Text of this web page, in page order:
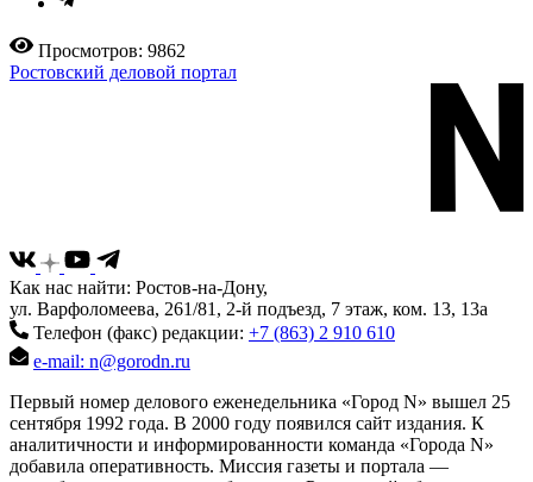
Просмотров: 9862
Ростовский деловой портал
Как нас найти: Ростов-на-Дону,
ул. Варфоломеева, 261/81, 2-й подъезд, 7 этаж, ком. 13, 13а
Телефон (факс) редакции: +7 (863) 2 910 610
e-mail: n@gorodn.ru
Первый номер делового еженедельника «Город N» вышел 25
сентября 1992 года. В 2000 году появился сайт издания. К
аналитичности и информированности команда «Города N»
добавила оперативность. Миссия газеты и портала —